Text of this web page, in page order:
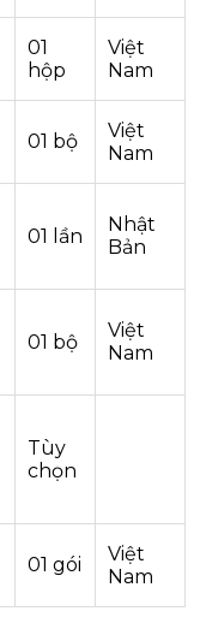
01
hộp
Việt
Nam
01 bộ
Việt
Nam
01 lần
Nhật
Bản
01 bộ
Việt
Nam
Tùy
chọn
01 gói
Việt
Nam